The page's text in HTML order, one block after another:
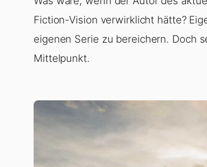
Fiction-Vision verwirklicht hätte?
eigenen Serie zu bereichern. Doch
Mittelpunkt.